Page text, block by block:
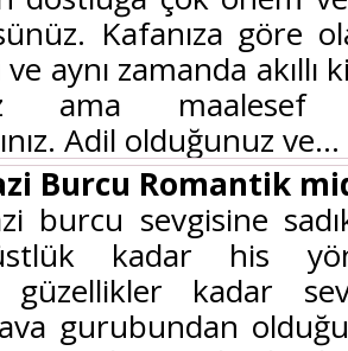
Kafanıza göre
aynı zamanda
ama
Adil olduğunuz ve...
Burcu Romantik
burcu sevgisine
kadar his
güzellikler kadar
gurubundan